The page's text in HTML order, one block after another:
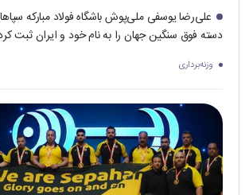
علی‌رضا یوسفی ملی‌پوش باشگاه فولاد مبارکه
دسته فوق سنگین جهان را به نام خود و ایران ثبت
وزنه‌برداری